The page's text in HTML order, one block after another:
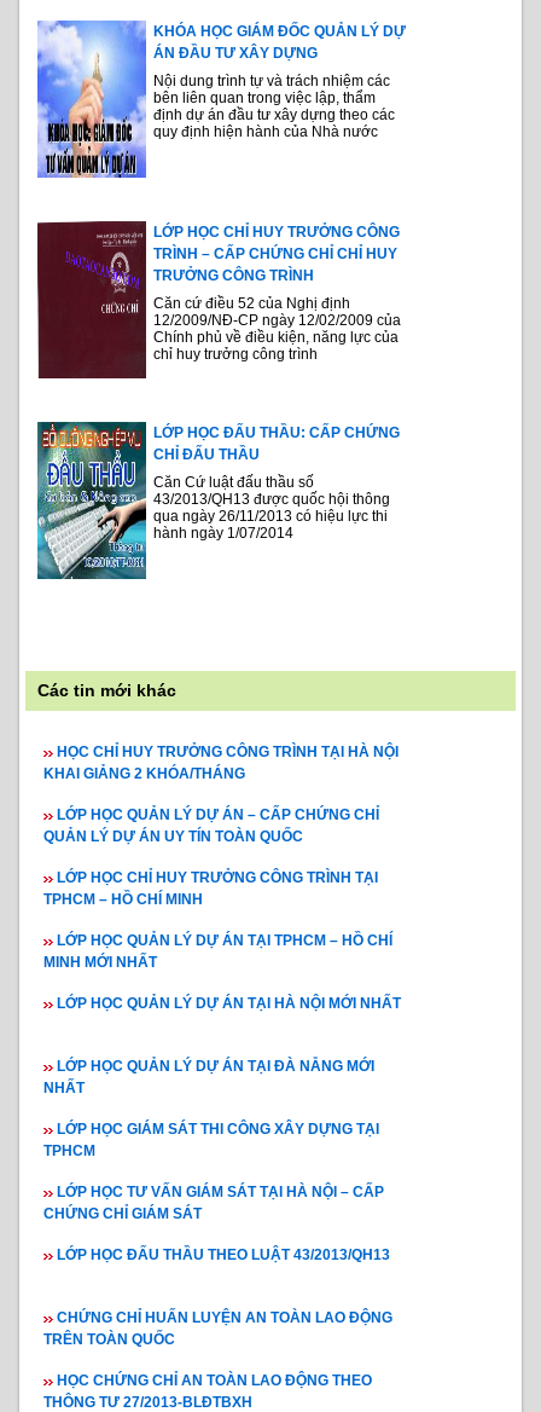
KHÓA HỌC GIÁM ĐỐC QUẢN LÝ DỰ
ÁN ĐẦU TƯ XÂY DỰNG
Nội dung trình tự và trách nhiệm các
bên liên quan trong việc lập, thẩm
định dự án đầu tư xây dựng theo các
quy định hiện hành của Nhà nước
LỚP HỌC CHỈ HUY TRƯỞNG CÔNG
TRÌNH – CẤP CHỨNG CHỈ CHỈ HUY
TRƯỞNG CÔNG TRÌNH
Căn cứ điều 52 của Nghị định
12/2009/NĐ-CP ngày 12/02/2009 của
Chính phủ về điều kiện, năng lực của
chỉ huy trưởng công trình
LỚP HỌC ĐẤU THẦU: CẤP CHỨNG
CHỈ ĐẤU THẦU
Căn Cứ luật đấu thầu số
43/2013/QH13 được quốc hội thông
qua ngày 26/11/2013 có hiệu lực thi
hành ngày 1/07/2014
Các tin mới khác
HỌC CHỈ HUY TRƯỞNG CÔNG TRÌNH TẠI HÀ NỘI
KHAI GIẢNG 2 KHÓA/THÁNG
LỚP HỌC QUẢN LÝ DỰ ÁN – CẤP CHỨNG CHỈ
QUẢN LÝ DỰ ÁN UY TÍN TOÀN QUỐC
LỚP HỌC CHỈ HUY TRƯỞNG CÔNG TRÌNH TẠI
TPHCM – HỒ CHÍ MINH
LỚP HỌC QUẢN LÝ DỰ ÁN TẠI TPHCM – HỒ CHÍ
MINH MỚI NHẤT
LỚP HỌC QUẢN LÝ DỰ ÁN TẠI HÀ NỘI MỚI NHẤT
LỚP HỌC QUẢN LÝ DỰ ÁN TẠI ĐÀ NẴNG MỚI
NHẤT
LỚP HỌC GIÁM SÁT THI CÔNG XÂY DỰNG TẠI
TPHCM
LỚP HỌC TƯ VẤN GIÁM SÁT TẠI HÀ NỘI – CẤP
CHỨNG CHỈ GIÁM SÁT
LỚP HỌC ĐẤU THẦU THEO LUẬT 43/2013/QH13
CHỨNG CHỈ HUẤN LUYỆN AN TOÀN LAO ĐỘNG
TRÊN TOÀN QUỐC
HỌC CHỨNG CHỈ AN TOÀN LAO ĐỘNG THEO
THÔNG TƯ 27/2013-BLĐTBXH